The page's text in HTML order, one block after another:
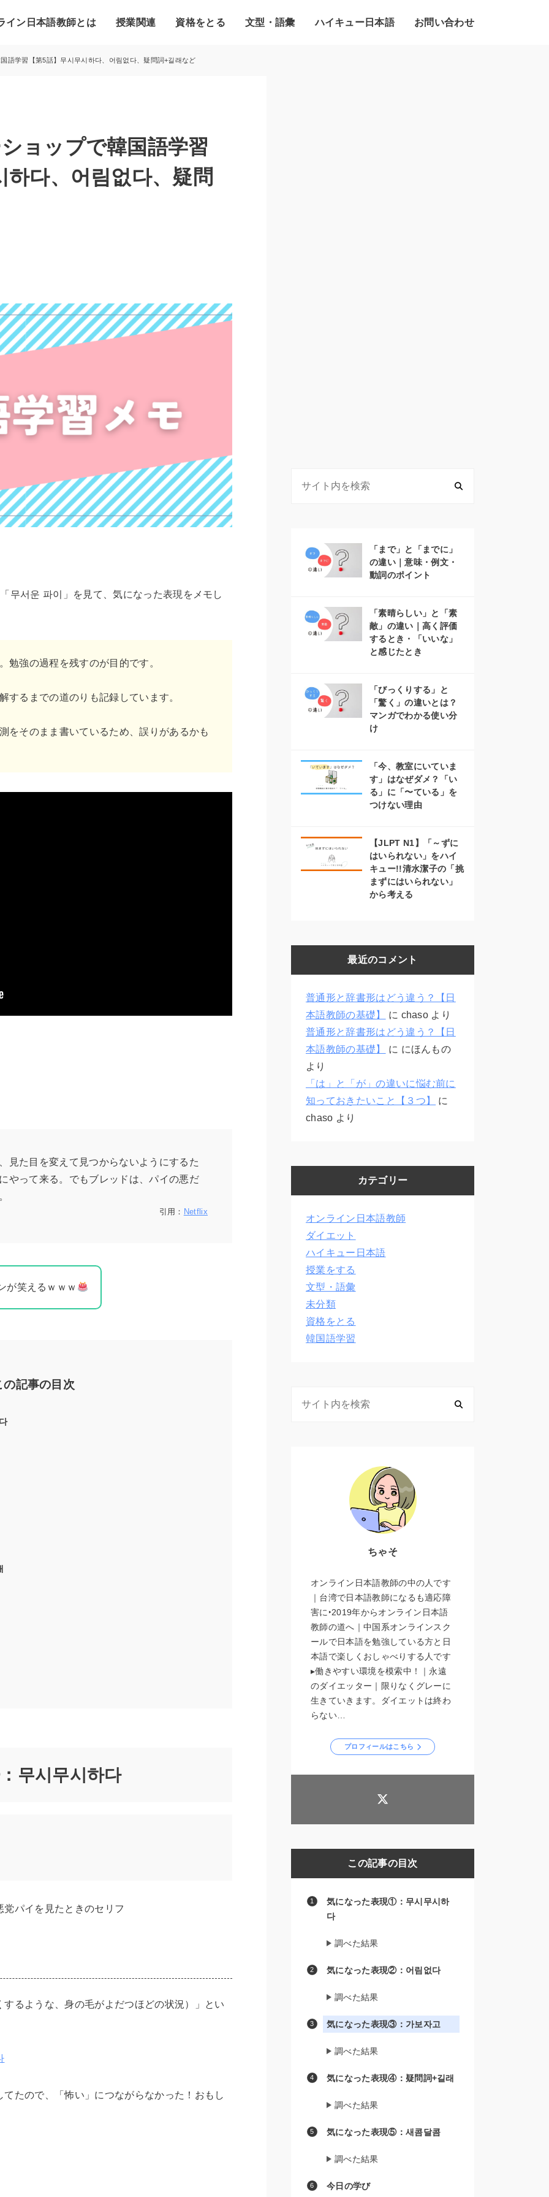
イン日本語教師とは 授業関連 資格をとる 文型・語彙 ハイキュー日本語 お問い合わせ
語学習【第5話】무시무시하다、어림없다、疑問詞+길래など
ョップで韓国語学習
다、어림없다、疑問
무서운 파이」を見て、気になった表現をメモし
強の過程を残すのが目的です。
するまでの道のりも記録しています。
をそのまま書いているため、誤りがあるかも
見た目を変えて見つからないようにするた
やって来る。でもブレッドは、パイの悪だ
引用： Netflix
が笑えるｗｗｗ
の記事の目次
무시무시하다
パイを見たときのセリフ
るような、身の毛がよだつほどの状況）」とい
たので、「怖い」につながらなかった！おもし
「まで」と「までに」
の違い｜意味・例文・
動詞のポイント
「素晴らしい」と「素
敵」の違い｜高く評価
するとき・「いいな」
と感じたとき
「びっくりする」と
「驚く」の違いとは？
マンガでわかる使い分
け
「今、教室にいていま
す」はなぜダメ？「い
る」に「〜ている」を
つけない理由
【JLPT N1】「～ずに
はいられない」をハイ
キュー!!清水潔子の「挑
まずにはいられない」
から考える
最近のコメント
普通形と辞書形はどう違う？【日
本語教師の基礎】
に chaso より
普通形と辞書形はどう違う？【日
本語教師の基礎】
に にほんもの
より
「は」と「が」の違いに悩む前に
知っておきたいこと【３つ】
に
chaso より
カテゴリー
オンライン日本語教師
ダイエット
ハイキュー日本語
授業をする
文型・語彙
未分類
資格をとる
韓国語学習
ちゃそ
オンライン日本語教師の中の人です
｜台湾で日本語教師になるも適応障
害に‣2019年からオンライン日本語
教師の道へ｜中国系オンラインスク
ールで日本語を勉強している方と日
本語で楽しくおしゃべりする人です
▸働きやすい環境を模索中！｜永遠
のダイエッター｜限りなくグレーに
生きていきます。ダイエットは終わ
らない…
プロフィールはこちら
この記事の目次
気になった表現①：무시무시하
다
調べた結果
気になった表現②：어림없다
調べた結果
気になった表現③：가보자고
調べた結果
気になった表現④：疑問詞+길래
調べた結果
気になった表現⑤：새콤달콤
調べた結果
今日の学び